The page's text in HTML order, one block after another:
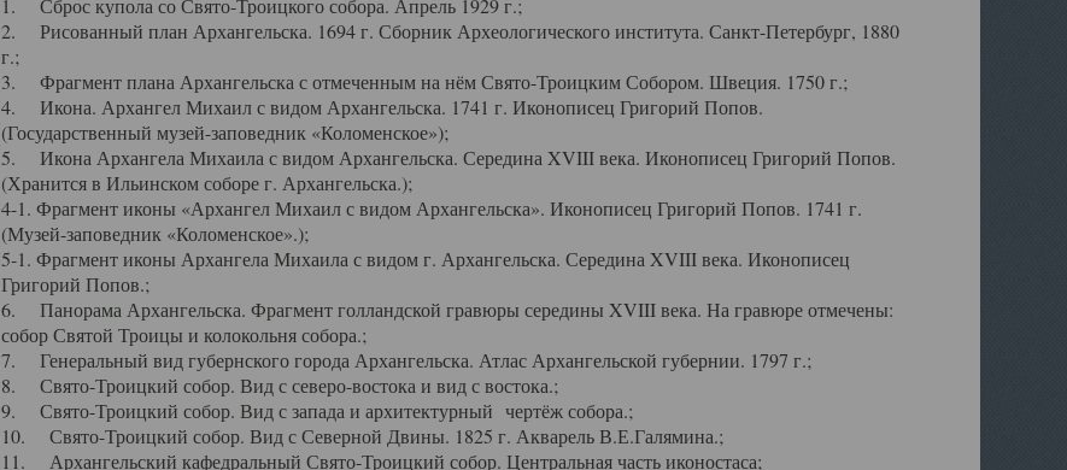
1. Сброс купола со Свято-Троицкого собора. Апрель 1929 г.;
2. Рисованный план Архангельска. 1694 г. Сборник Археологического института. Санкт-Петербург, 1880
г.;
3. Фрагмент плана Архангельска с отмеченным на нём Свято-Троицким Собором. Швеция. 1750 г.;
4. Икона. Архангел Михаил с видом Архангельска. 1741 г. Иконописец Григорий Попов.
(Государственный музей-заповедник «Коломенское»);
5. Икона Архангела Михаила с видом Архангельска. Середина XVIII века. Иконописец Григорий Попов.
(Хранится в Ильинском соборе г. Архангельска.);
4-1. Фрагмент иконы «Архангел Михаил с видом Архангельска». Иконописец Григорий Попов. 1741 г.
(Музей-заповедник «Коломенское».);
5-1. Фрагмент иконы Архангела Михаила с видом г. Архангельска. Середина XVIII века. Иконописец
Григорий Попов.;
6. Панорама Архангельска. Фрагмент голландской гравюры середины XVIII века. На гравюре отмечены:
собор Святой Троицы и колокольня собора.;
7. Генеральный вид губернского города Архангельска. Атлас Архангельской губернии. 1797 г.;
8. Свято-Троицкий собор. Вид с северо-востока и вид с востока.;
9. Свято-Троицкий собор. Вид с запада и архитектурный чертёж собора.;
10. Свято-Троицкий собор. Вид с Северной Двины. 1825 г. Акварель В.Е.Галямина.;
11. Архангельский кафедральный Свято-Троицкий собор. Центральная часть иконостаса;